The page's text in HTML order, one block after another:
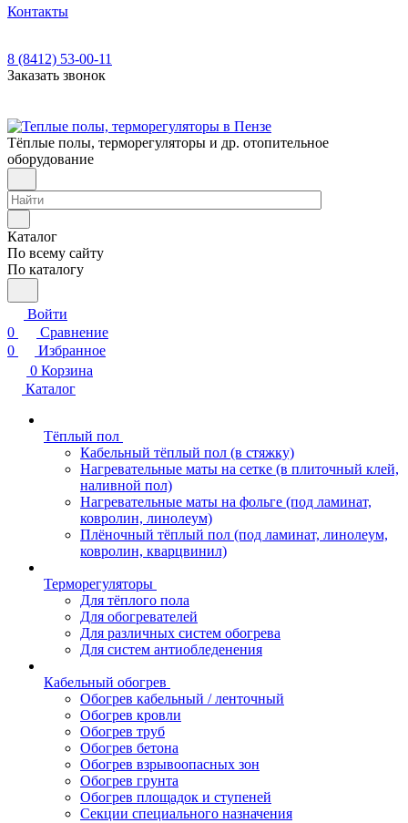
Контакты
8 (8412) 53-00-11
Заказать звонок
Тёплые полы, терморегуляторы и др. отопительное
оборудование
Каталог
По всему сайту
По каталогу
Войти
0
Сравнение
0
Избранное
0 Корзина
Каталог
Тёплый пол
Кабельный тёплый пол (в стяжку)
Нагревательные маты на сетке (в плиточный клей,
наливной пол)
Нагревательные маты на фольге (под ламинат,
ковролин, линолеум)
Плёночный тёплый пол (под ламинат, линолеум,
ковролин, кварцвинил)
Терморегуляторы
Для тёплого пола
Для обогревателей
Для различных систем обогрева
Для систем антиобледенения
Кабельный обогрев
Обогрев кабельный / ленточный
Обогрев кровли
Обогрев труб
Обогрев бетона
Обогрев взрывоопасных зон
Обогрев грунта
Обогрев площадок и ступеней
Секции специального назначения